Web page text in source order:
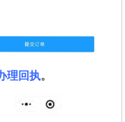
理回执。